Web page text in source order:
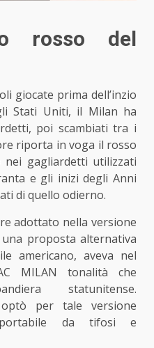
rosso del
giocate prima dell’inzio
Stati Uniti, il Milan ha
poi scambiati tra i
riporta in voga il rosso
gagliardetti utilizzati
e gli inizi degli Anni
di quello odierno.
adottato nella versione
proposta alternativa
americano, aveva nel
MILAN tonalità che
statunitense.
per tale versione
da tifosi e